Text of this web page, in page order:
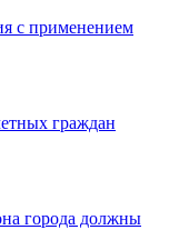
с применением
граждан
города должны